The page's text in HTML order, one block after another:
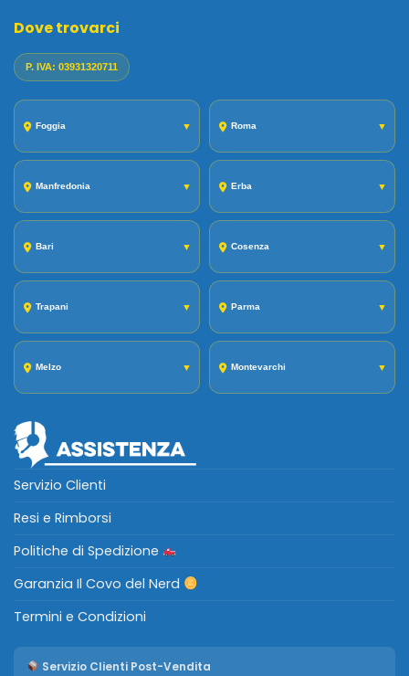
Dove trovarci
P. IVA: 03931320711
Foggia ▼ Roma ▼
Manfredonia ▼ Erba ▼
Bari ▼ Cosenza ▼
Trapani ▼ Parma ▼
Melzo ▼ Montevarchi ▼
Servizio Clienti
Resi e Rimborsi
Politiche di Spedizione
Garanzia Il Covo del Nerd
Termini e Condizioni
Servizio Clienti Post-Vendita